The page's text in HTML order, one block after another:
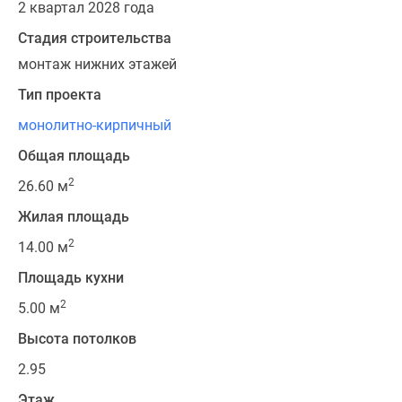
2 квартал 2028 года
Стадия строительства
монтаж нижних этажей
Тип проекта
монолитно-кирпичный
Общая площадь
26.60 м2
Жилая площадь
14.00 м2
Площадь кухни
5.00 м2
Высота потолков
2.95